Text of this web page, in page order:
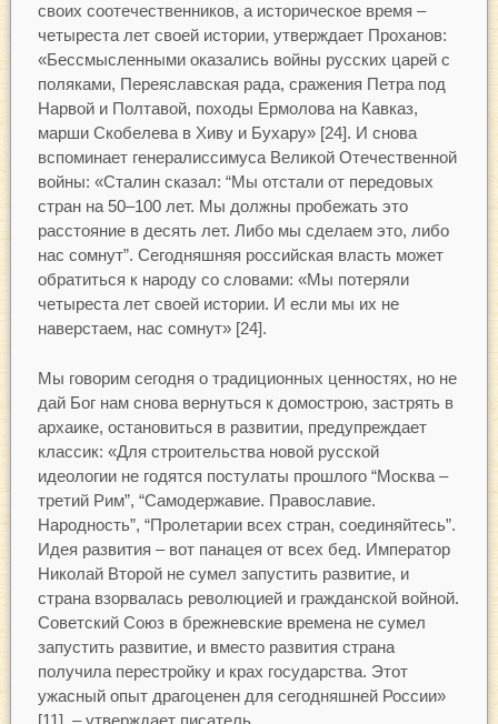
своих соотечественников, а историческое время –
четыреста лет своей истории, утверждает Проханов:
«Бессмысленными оказались войны русских царей с
поляками, Переяславская рада, сражения Петра под
Нарвой и Полтавой, походы Ермолова на Кавказ,
марши Скобелева в Хиву и Бухару» [24]. И снова
вспоминает генералиссимуса Великой Отечественной
войны: «Сталин сказал: “Мы отстали от передовых
стран на 50–100 лет. Мы должны пробежать это
расстояние в десять лет. Либо мы сделаем это, либо
нас сомнут”. Сегодняшняя российская власть может
обратиться к народу со словами: «Мы потеряли
четыреста лет своей истории. И если мы их не
наверстаем, нас сомнут» [24].
Мы говорим сегодня о традиционных ценностях, но не
дай Бог нам снова вернуться к домострою, застрять в
архаике, остановиться в развитии, предупреждает
классик: «Для строительства новой русской
идеологии не годятся постулаты прошлого “Москва –
третий Рим”, “Самодержавие. Православие.
Народность”, “Пролетарии всех стран, соединяйтесь”.
Идея развития – вот панацея от всех бед. Император
Николай Второй не сумел запустить развитие, и
страна взорвалась революцией и гражданской войной.
Советский Союз в брежневские времена не сумел
запустить развитие, и вместо развития страна
получила перестройку и крах государства. Этот
ужасный опыт драгоценен для сегодняшней России»
[11], – утверждает писатель.